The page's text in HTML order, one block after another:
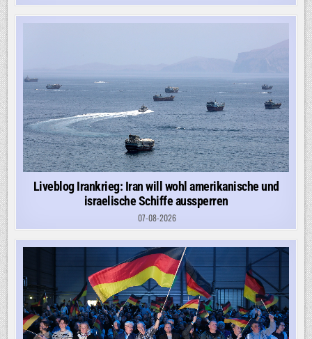
Liveblog Irankrieg: Iran will wohl amerikanische und
israelische Schiffe aussperren
07-08-2026